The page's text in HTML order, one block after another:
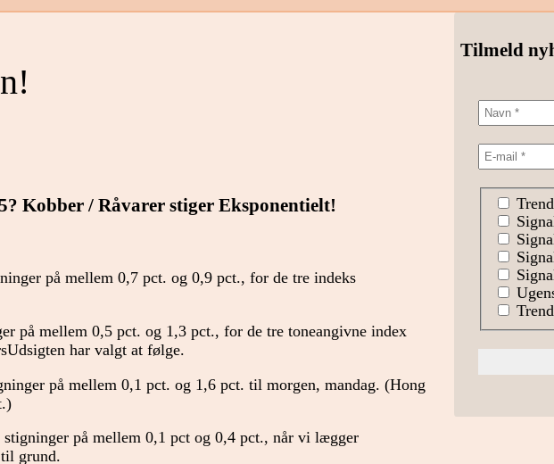
Kobber / Råvarer stiger Eksponentielt!
på mellem 0,7 pct. og 0,9 pct., for de tre indeks
på mellem 0,5 pct. og 1,3 pct., for de tre toneangivne index
har valgt at følge.
på mellem 0,1 pct. og 1,6 pct. til morgen, mandag. (Hong
stigninger på mellem 0,1 pct og 0,4 pct., når vi lægger
grund.
Tilmeld